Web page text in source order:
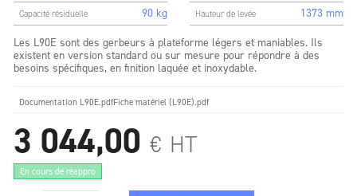
Capacité résiduelle 90 kg Hauteur de levée
1373 mm
Les L90E sont des gerbeurs à plateforme légers et maniables. Ils
existent en version standard ou sur mesure pour répondre à des
besoins spécifiques, en finition laquée et inoxydable.
Documentation L90E.pdfFiche matériel (L90E).pdf
3 044,00 € HT
En cours de réappro